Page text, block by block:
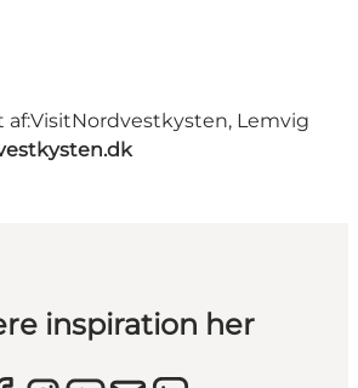
af:VisitNordvestkysten, Lemvig
inspiration her